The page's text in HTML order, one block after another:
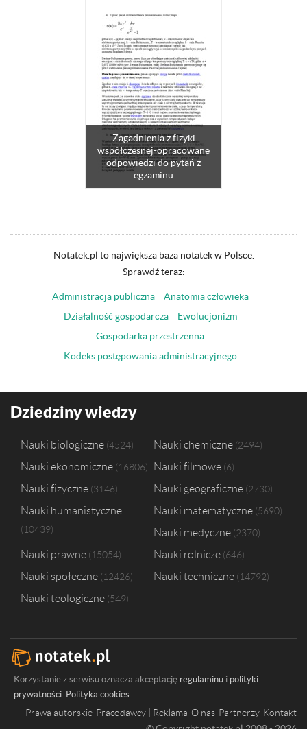
Zagadnienia z fizyki
współczesnej-opracowane
odpowiedzi do pytań z
egzaminu
Notatek.pl to największa baza notatek w Polsce.
Sprawdź teraz:
Administracja publiczna
Anatomia człowieka
Działalność gospodarcza
Ewolucjonizm
Gospodarka przestrzenna
Kodeks postępowania administracyjnego
Dziedziny wiedzy
Nauki biologiczne 4524 Nauki chemiczne 2494
Nauki ekonomiczne 16806 Nauki filmowe 6
Nauki fizyczne 3146 Nauki geograficzne 2730
Nauki humanistyczne
10439
Nauki matematyczne 5690
Nauki medyczne 2370
Nauki prawne 15054 Nauki rolnicze 646
Nauki społeczne 12426 Nauki techniczne 14792
Nauki teologiczne 549
Korzystanie z serwisu oznacza akceptację regulaminu i polityki
prywatności. Polityka cookies
Prawa autorskie Pracodawcy | Reklama O nas Partnerzy Kontakt